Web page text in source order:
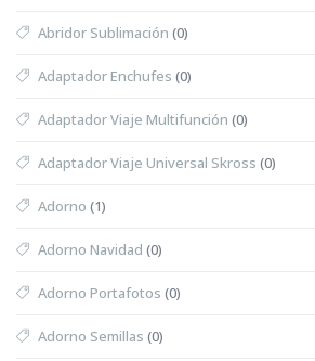
Abridor Sublimación (0)
Adaptador Enchufes (0)
Adaptador Viaje Multifunción (0)
Adaptador Viaje Universal Skross (0)
Adorno (1)
Adorno Navidad (0)
Adorno Portafotos (0)
Adorno Semillas (0)